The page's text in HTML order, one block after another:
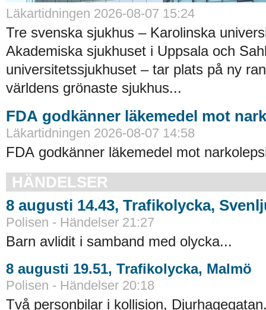
Läkartidningen 2026-08-07 15:24
Tre svenska sjukhus – Karolinska
Akademiska sjukhuset i Uppsala och
universitetssjukhuset – tar plats på ny
världens grönaste sjukhus...
FDA godkänner läkemedel mot
Läkartidningen 2026-08-07 14:58
FDA godkänner läkemedel mot
HÄNDELSER
8 augusti 14.43, Trafikolycka,
Polisen - Händelser 21:27
Barn avlidit i samband med olycka...
8 augusti 19.51, Trafikolycka, Malmö
Polisen - Händelser 20:18
Två personbilar i kollision,